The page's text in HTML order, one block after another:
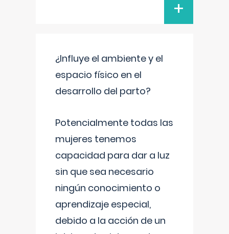
+
¿Influye el ambiente y el
espacio físico en el
desarrollo del parto?
Potencialmente todas las
mujeres tenemos
capacidad para dar a luz
sin que sea necesario
ningún conocimiento o
aprendizaje especial,
debido a la acción de un